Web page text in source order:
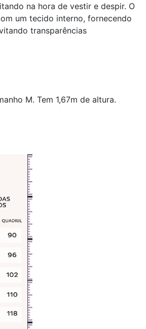
na hora de vestir e despir. O
um tecido interno, fornecendo
transparências
M. Tem 1,67m de altura.